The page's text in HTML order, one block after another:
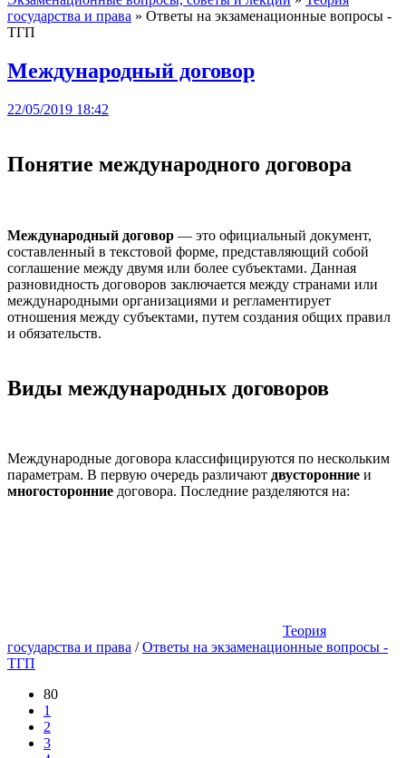
государства и права » Ответы на экзаменационные вопросы -
ТГП
Международный договор
22/05/2019 18:42
Понятие международного договора
Международный договор — это официальный документ,
составленный в текстовой форме, представляющий собой
соглашение между двумя или более субъектами. Данная
разновидность договоров заключается между странами или
международными организациями и регламентирует
отношения между субъектами, путем создания общих правил
и обязательств.
Виды международных договоров
Международные договора классифицируются по нескольким
параметрам. В первую очередь различают двусторонние и
многосторонние договора. Последние разделяются на:
Теория
государства и права /Ответы на экзаменационные вопросы -
ТГП
80
1
2
3